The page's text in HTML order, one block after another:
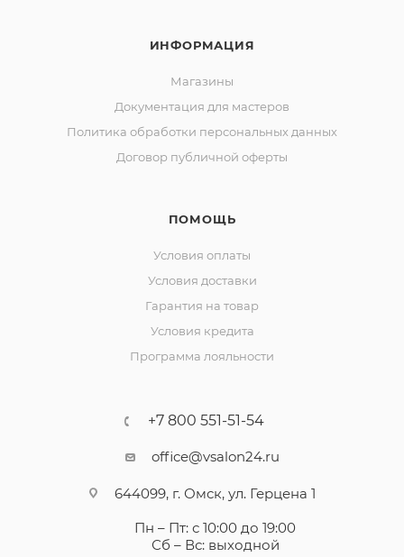
ИНФОРМАЦИЯ
Магазины
Документация для мастеров
Политика обработки персональных данных
Договор публичной оферты
ПОМОЩЬ
Условия оплаты
Условия доставки
Гарантия на товар
Условия кредита
Программа лояльности
+7 800 551-51-54
office@vsalon24.ru
644099, г. Омск, ул. Герцена 1
Пн – Пт: с 10:00 до 19:00
Сб – Вс: выходной